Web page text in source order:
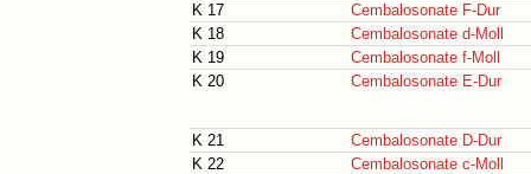
K 17
Cembalosonate F-Dur
K 18
Cembalosonate d-Moll
K 19
Cembalosonate f-Moll
K 20
Cembalosonate E-Dur
K 21
Cembalosonate D-Dur
K 22
Cembalosonate c-Moll